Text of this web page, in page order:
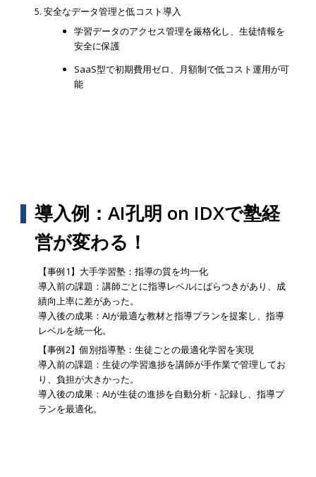
安全なデータ管理と低コスト導入
学習データのアクセス管理を厳格化し、生徒情報を
安全に保護
SaaS型で初期費用ゼロ、月額制で低コスト運用が可
能
導入例：AI孔明 on IDXで塾経
営が変わる！
【事例1】大手学習塾：指導の質を均一化
導入前の課題：講師ごとに指導レベルにばらつきがあり、成
績向上率に差があった。
導入後の成果：AIが最適な教材と指導プランを提案し、指導
レベルを統一化。
【事例2】個別指導塾：生徒ごとの最適化学習を実現
導入前の課題：生徒の学習進捗を講師が手作業で管理してお
り、負担が大きかった。
導入後の成果：AIが生徒の進捗を自動分析・記録し、指導プ
ランを最適化。